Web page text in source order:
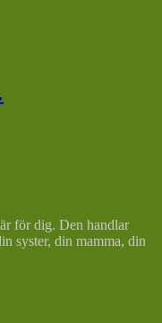
för dig. Den handlar
syster, din mamma, din